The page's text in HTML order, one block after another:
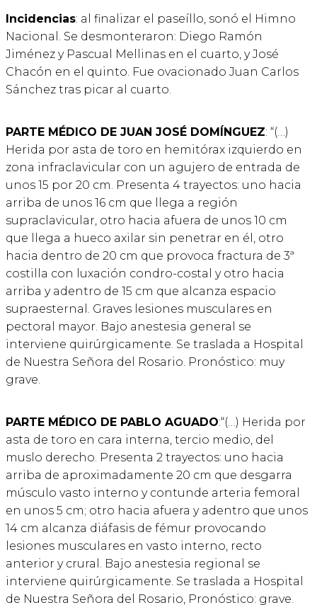
Incidencias: al finalizar el paseíllo, sonó el Himno
Nacional. Se desmonteraron: Diego Ramón
Jiménez y Pascual Mellinas en el cuarto, y José
Chacón en el quinto. Fue ovacionado Juan Carlos
Sánchez tras picar al cuarto.
PARTE MÉDICO DE JUAN JOSÉ DOMÍNGUEZ: “(…)
Herida por asta de toro en hemitórax izquierdo en
zona infraclavicular con un agujero de entrada de
unos 15 por 20 cm. Presenta 4 trayectos: uno hacia
arriba de unos 16 cm que llega a región
supraclavicular, otro hacia afuera de unos 10 cm
que llega a hueco axilar sin penetrar en él, otro
hacia dentro de 20 cm que provoca fractura de 3ª
costilla con luxación condro-costal y otro hacia
arriba y adentro de 15 cm que alcanza espacio
supraesternal. Graves lesiones musculares en
pectoral mayor. Bajo anestesia general se
interviene quirúrgicamente. Se traslada a Hospital
de Nuestra Señora del Rosario. Pronóstico: muy
grave.
PARTE MÉDICO DE PABLO AGUADO:“(…) Herida por
asta de toro en cara interna, tercio medio, del
muslo derecho. Presenta 2 trayectos: uno hacia
arriba de aproximadamente 20 cm que desgarra
músculo vasto interno y contunde arteria femoral
en unos 5 cm; otro hacia afuera y adentro que unos
14 cm alcanza diáfasis de fémur provocando
lesiones musculares en vasto interno, recto
anterior y crural. Bajo anestesia regional se
interviene quirúrgicamente. Se traslada a Hospital
de Nuestra Señora del Rosario, Pronóstico: grave.